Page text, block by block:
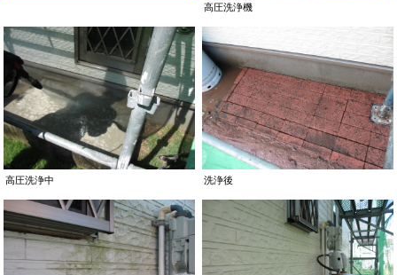
高圧洗浄機
高圧洗浄中 洗浄後